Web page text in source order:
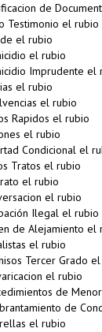
de
Testimonio el rubio
el rubio
el rubio
Imprudente el
el rubio
el rubio
Rapidos el rubio
el rubio
Condicional el
Tratos el rubio
el rubio
el rubio
Ilegal el rubio
de Alejamiento el
el rubio
Tercer Grado
el rubio
de
de
el rubio